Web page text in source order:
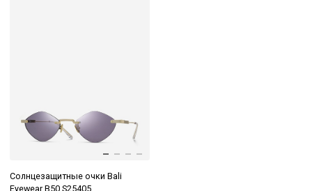
Солнцезащитные очки Bali
Eyewear B50 S25405